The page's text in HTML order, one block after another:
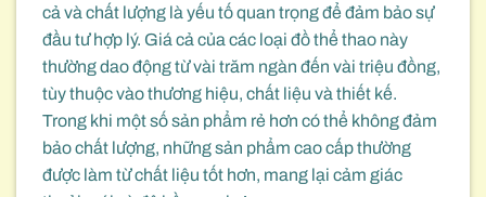
cả và chất lượng là yếu tố quan trọng để đảm bảo sự
đầu tư hợp lý. Giá cả của các loại đồ thể thao này
thường dao động từ vài trăm ngàn đến vài triệu đồng,
tùy thuộc vào thương hiệu, chất liệu và thiết kế.
Trong khi một số sản phẩm rẻ hơn có thể không đảm
bảo chất lượng, những sản phẩm cao cấp thường
được làm từ chất liệu tốt hơn, mang lại cảm giác